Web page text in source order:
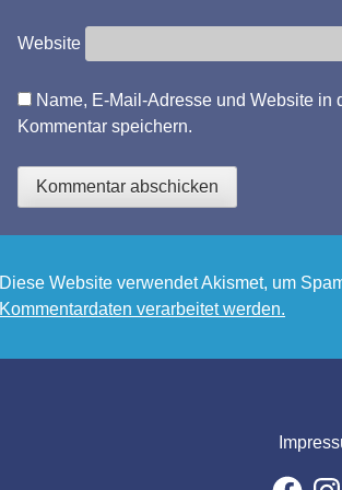
Website
Name, E-Mail-Adresse und Website
Kommentar speichern.
Diese Website verwendet Akismet, um
Kommentardaten verarbeitet werden.
Facebook